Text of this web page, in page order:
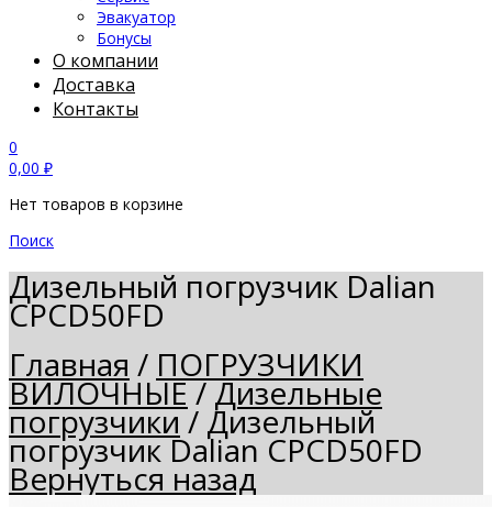
Эвакуатор
Бонусы
О компании
Доставка
Контакты
0
0,00 ₽
Нет товаров в корзине
Поиск
Дизельный погрузчик Dalian
CPCD50FD
Главная / ПОГРУЗЧИКИ
ВИЛОЧНЫЕ/Дизельные
погрузчики/ Дизельный
погрузчик Dalian CPCD50FD
Вернуться назад